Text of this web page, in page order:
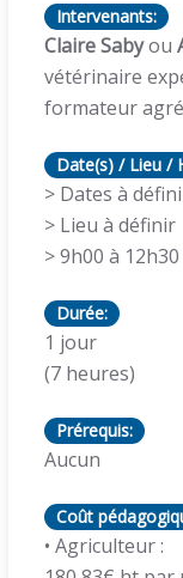
Intervenants:
Claire Sabyou
vétérinaire
formateur
Date(s) / Lieu /
> Dates à
> Lieu à définir
> 9h00 à
Durée:
1 jour
(7 heures)
Prérequis:
Aucun
Coût
• Agriculteur :